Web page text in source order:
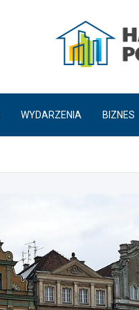
WYDARZENIA BIZNES